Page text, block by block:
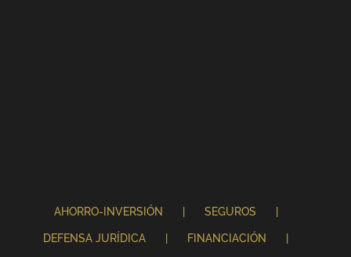
AHORRO-INVERSIÓN SEGUROS
DEFENSA JURÍDICA FINANCIACIÓN